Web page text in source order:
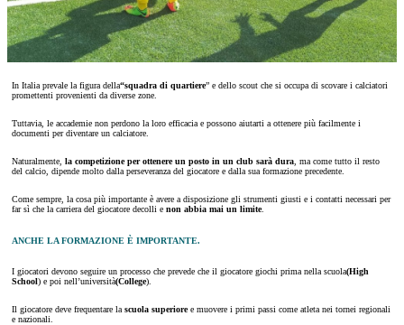
In Italia prevale la figura della“squadra di quartiere” e dello scout che si occupa di scovare i calciatori
promettenti provenienti da diverse zone.
Tuttavia, le accademie non perdono la loro efficacia e possono aiutarti a ottenere più facilmente i
documenti per diventare un calciatore.
Naturalmente, la competizione per ottenere un posto in un club sarà dura, ma come tutto il resto
del calcio, dipende molto dalla perseveranza del giocatore e dalla sua formazione precedente.
Come sempre, la cosa più importante è avere a disposizione gli strumenti giusti e i contatti necessari per
far sì che la carriera del giocatore decolli e non abbia mai un limite.
ANCHE LA FORMAZIONE È IMPORTANTE.
I giocatori devono seguire un processo che prevede che il giocatore giochi prima nella scuola(High
School) e poi nell’università(College).
Il giocatore deve frequentare la scuola superioree muovere i primi passi come atleta nei tornei regionali
e nazionali.